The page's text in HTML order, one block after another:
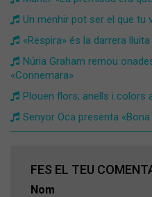
Un menhir pot ser el que tu
«Respira» és la darrera
Núria Graham remou
«Connemara»
Plouen flors, anells i colors
Senyor Oca presenta
FES EL TEU
Nom